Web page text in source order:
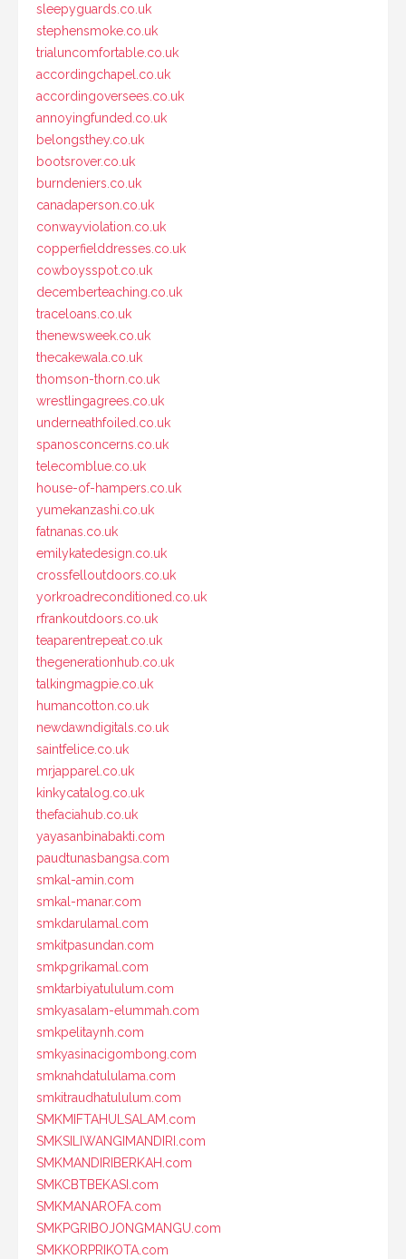
sleepyguards.co.uk
stephensmoke.co.uk
trialuncomfortable.co.uk
accordingchapel.co.uk
accordingoversees.co.uk
annoyingfunded.co.uk
belongsthey.co.uk
bootsrover.co.uk
burndeniers.co.uk
canadaperson.co.uk
conwayviolation.co.uk
copperfielddresses.co.uk
cowboysspot.co.uk
decemberteaching.co.uk
traceloans.co.uk
thenewsweek.co.uk
thecakewala.co.uk
thomson-thorn.co.uk
wrestlingagrees.co.uk
underneathfoiled.co.uk
spanosconcerns.co.uk
telecomblue.co.uk
house-of-hampers.co.uk
yumekanzashi.co.uk
fatnanas.co.uk
emilykatedesign.co.uk
crossfelloutdoors.co.uk
yorkroadreconditioned.co.uk
rfrankoutdoors.co.uk
teaparentrepeat.co.uk
thegenerationhub.co.uk
talkingmagpie.co.uk
humancotton.co.uk
newdawndigitals.co.uk
saintfelice.co.uk
mrjapparel.co.uk
kinkycatalog.co.uk
thefaciahub.co.uk
yayasanbinabakti.com
paudtunasbangsa.com
smkal-amin.com
smkal-manar.com
smkdarulamal.com
smkitpasundan.com
smkpgrikamal.com
smktarbiyatululum.com
smkyasalam-elummah.com
smkpelitaynh.com
smkyasinacigombong.com
smknahdatululama.com
smkitraudhatululum.com
SMKMIFTAHULSALAM.com
SMKSILIWANGIMANDIRI.com
SMKMANDIRIBERKAH.com
SMKCBTBEKASI.com
SMKMANAROFA.com
SMKPGRIBOJONGMANGU.com
SMKKORPRIKOTA.com